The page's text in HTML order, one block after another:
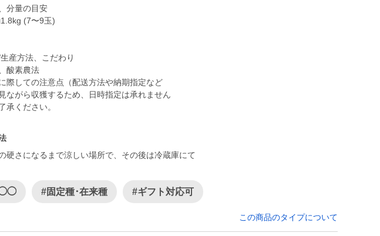
分量の目安
(7〜9玉)
産方法、こだわり
酸素農法
に際しての注意点（配送方法や納期指定など
ながら収獲するため、日時指定は承れません
承ください。
硬さになるまで涼しい場所で、その後は冷蔵庫にて
◯◯ #固定種･在来種 #ギフト対応可
この商品のタイプについて